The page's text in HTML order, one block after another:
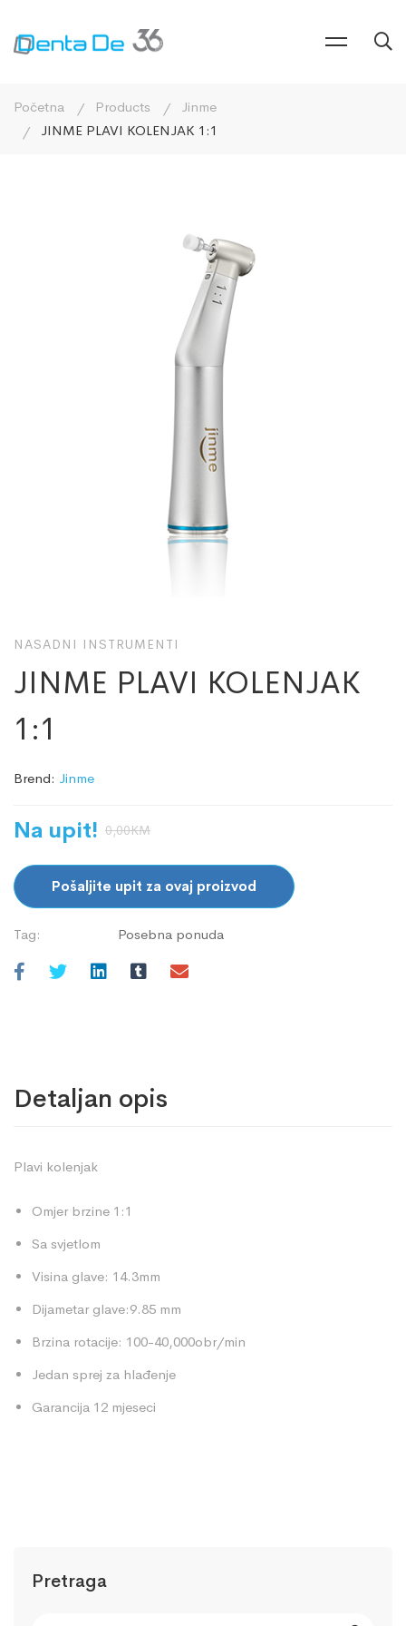
Početna Products
Jinme
JINME PLAVI KOLENJAK 1:1
Pretraga
NASADNI INSTRUMENTI
JINME PLAVI KOLENJAK
1:1
Brend: Jinme
Na upit! 0,00KM
Pošaljite upit za ovaj proizvod
Tag: Posebna ponuda
Detaljan opis
Plavi kolenjak
Omjer brzine 1:1
Sa svjetlom
Visina glave: 14.3mm
Dijametar glave:9.85 mm
Brzina rotacije: 100-40,000obr/min
Jedan sprej za hlađenje
Garancija 12 mjeseci